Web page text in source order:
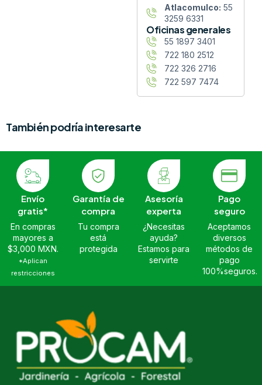
Atlacomulco: 55
3259 6331
Oficinas generales
55 1897 3401
722 180 2512
722 326 2716
722 597 7474
También podría interesarte
Envío
gratis*
En compras
mayores a
$3,000 MXN.
*Aplican
restricciones
Garantía de
compra
Tu compra
está
protegida
Asesoría
experta
¿Necesitas
ayuda?
Estamos para
servirte
Pago
seguro
Aceptamos
diversos
métodos de
pago
100%seguros.